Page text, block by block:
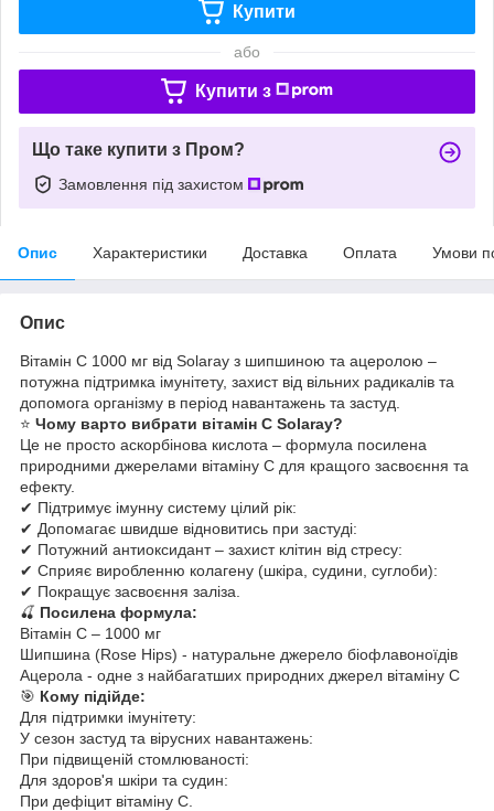
Купити
або
Купити з
Що таке купити з Пром?
Замовлення під захистом
Опис Характеристики Доставка Оплата Умови
Опис
Вітамін C 1000 мг від Solaray з шипшиною та ацеролою –
потужна підтримка імунітету, захист від вільних радикалів та
допомога організму в період навантажень та застуд.
⭐ Чому варто вибрати вітамін C Solaray?
Це не просто аскорбінова кислота – формула посилена
природними джерелами вітаміну C для кращого засвоєння та
ефекту.
✔ Підтримує імунну систему цілий рік:
✔ Допомагає швидше відновитись при застуді:
✔ Потужний антиоксидант – захист клітин від стресу:
✔ Сприяє виробленню колагену (шкіра, судини, суглоби):
✔ Покращує засвоєння заліза.
🍒 Посилена формула:
Вітамін C – 1000 мг
Шипшина (Rose Hips) - натуральне джерело біофлавоноїдів
Ацерола - одне з найбагатших природних джерел вітаміну C
🎯 Кому підійде:
Для підтримки імунітету:
У сезон застуд та вірусних навантажень:
При підвищеній стомлюваності:
Для здоров'я шкіри та судин:
При дефіцит вітаміну C.